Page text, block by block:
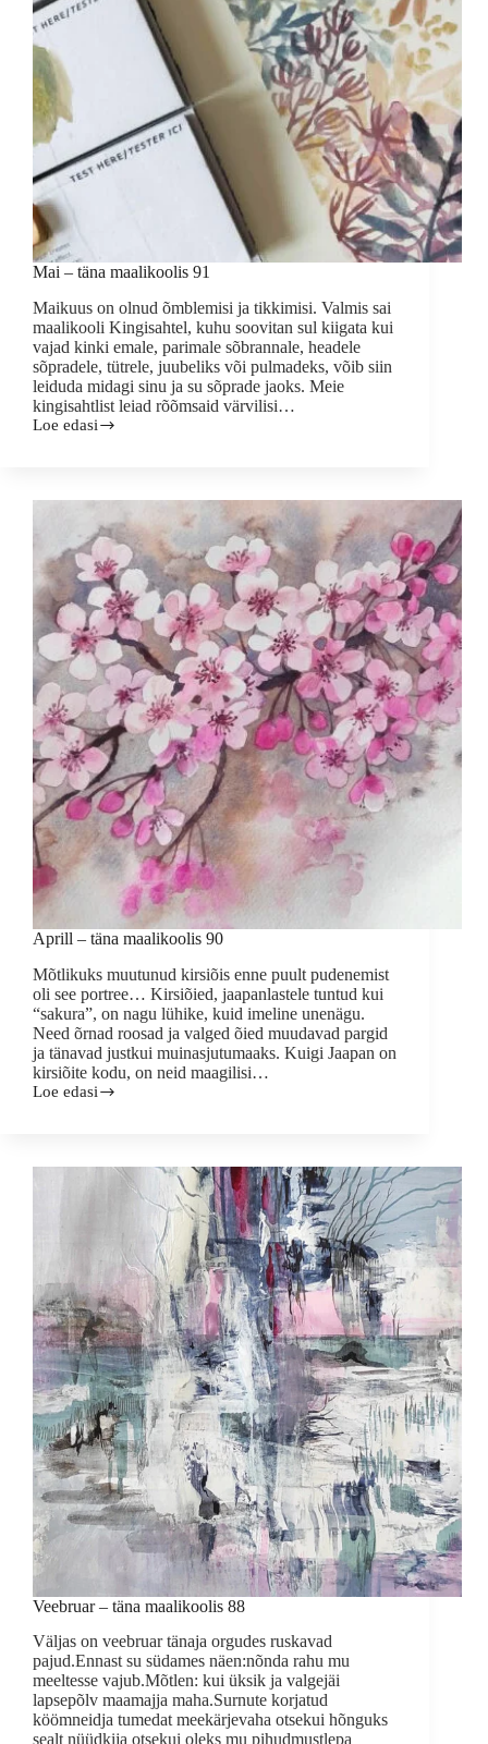
Mai – täna maalikoolis 91
Maikuus on olnud õmblemisi ja tikkimisi. Valmis sai
maalikooli Kingisahtel, kuhu soovitan sul kiigata kui
vajad kinki emale, parimale sõbrannale, headele
sõpradele, tütrele, juubeliks või pulmadeks, võib siin
leiduda midagi sinu ja su sõprade jaoks. Meie
kingisahtlist leiad rõõmsaid värvilisi…
Loe edasi
Mai
Aprill – täna maalikoolis 90
Mõtlikuks muutunud kirsiõis enne puult pudenemist
oli see portree… Kirsiõied, jaapanlastele tuntud kui
“sakura”, on nagu lühike, kuid imeline unenägu.
Need õrnad roosad ja valged õied muudavad pargid
ja tänavad justkui muinasjutumaaks. Kuigi Jaapan on
kirsiõite kodu, on neid maagilisi…
Loe edasi
Aprill
Veebruar – täna maalikoolis 88
Väljas on veebruar tänaja orgudes ruskavad
pajud.Ennast su südames näen:nõnda rahu mu
meeltesse vajub.Mõtlen: kui üksik ja valgejäi
lapsepõlv maamajja maha.Surnute korjatud
köömneidja tumedat meekärjevaha otsekui hõnguks
sealt nüüdkija otsekui oleks mu pihudmustlepa